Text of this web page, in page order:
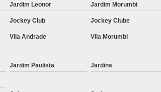
Dobra de Chapa de
Dobra de Chapa de Ferro
Dobradeira de Chapa
Dobra de
Jardim Leonor Jardim Morumbi
Jockey Club Jockey Clube
Vila Andrade Vila Morumbi
Jardim Paulista Jardins